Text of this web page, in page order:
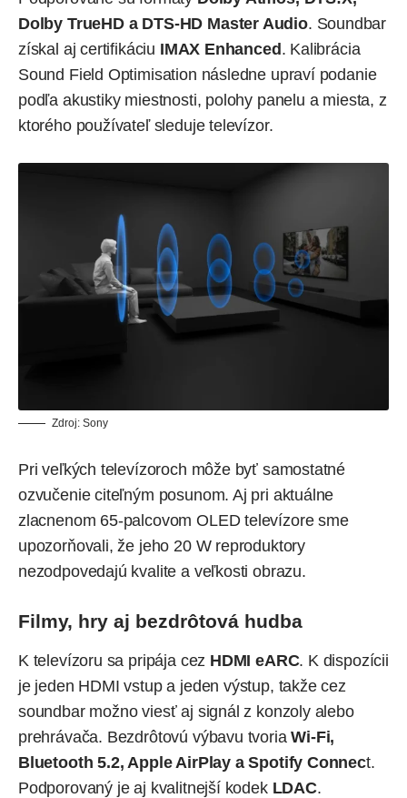
Dolby TrueHD a DTS-HD Master Audio. Soundbar
získal aj certifikáciu IMAX Enhanced. Kalibrácia
Sound Field Optimisation následne upraví podanie
podľa akustiky miestnosti, polohy panelu a miesta, z
ktorého používateľ sleduje televízor.
Zdroj: Sony
Pri veľkých televízoroch môže byť samostatné
ozvučenie citeľným posunom. Aj pri aktuálne
zlacnenom 65-palcovom OLED televízoresme
upozorňovali, že jeho 20 W reproduktory
nezodpovedajú kvalite a veľkosti obrazu.
Filmy, hry aj bezdrôtová hudba
K televízoru sa pripája cez HDMI eARC. K dispozícii
je jeden HDMI vstup a jeden výstup, takže cez
soundbar možno viesť aj signál z konzoly alebo
prehrávača. Bezdrôtovú výbavu tvoriaWi-Fi,
Bluetooth 5.2, Apple AirPlay a Spotify Connect.
Podporovaný je aj kvalitnejší kodek LDAC.